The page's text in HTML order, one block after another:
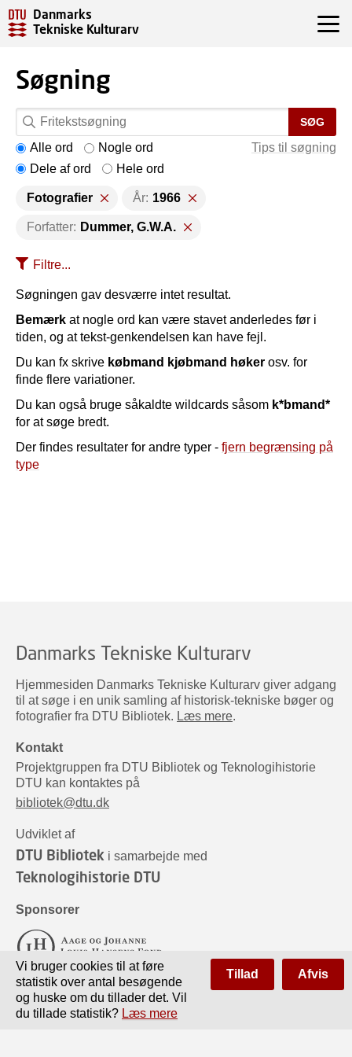
Danmarks
Tekniske Kulturarv
Søgning
SØG
Tips til søgning
Alle ord
Nogle ord
Dele af ord
Hele ord
Fotografier År: 1966
Forfatter: Dummer, G.W.A.
Filtre...
Søgningen gav desværre intet resultat.
Bemærk at nogle ord kan være stavet anderledes før i
tiden, og at tekst-genkendelsen kan have fejl.
Du kan fx skrive købmand kjøbmand høker osv. for
finde flere variationer.
Du kan også bruge såkaldte wildcards såsom k*bmand*
for at søge bredt.
Der findes resultater for andre typer - fjern begrænsing på
type
Danmarks Tekniske Kulturarv
Hjemmesiden Danmarks Tekniske Kulturarv giver adgang
til at søge i en unik samling af historisk-tekniske bøger og
fotografier fra DTU Bibliotek. Læs mere.
Kontakt
Projektgruppen fra DTU Bibliotek og Teknologihistorie
DTU kan kontaktes på
bibliotek@dtu.dk
Udviklet af
DTU Bibliotek i samarbejde med
Teknologihistorie DTU
Sponsorer
Vi bruger cookies til at føre
statistik over antal besøgende
og huske om du tillader det. Vil
du tillade statistik? Læs mere
Tillad Afvis